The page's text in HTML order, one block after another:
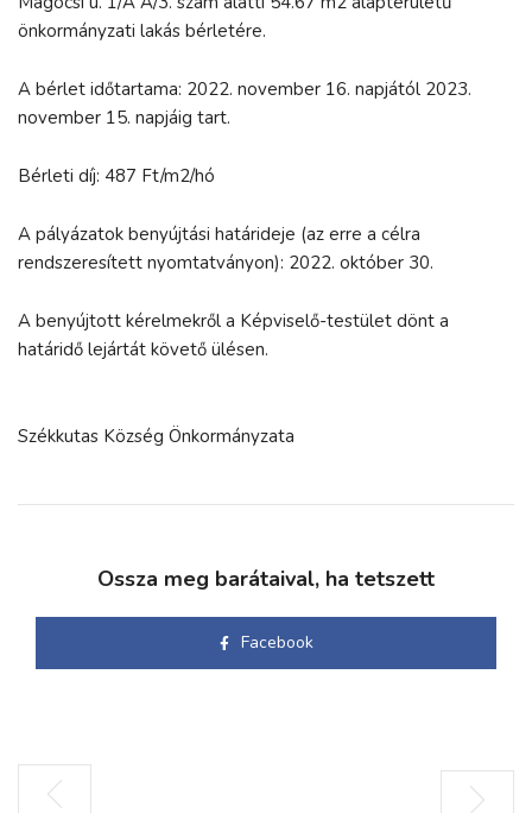
önkormányzati lakás bérletére.
A bérlet időtartama: 2022. november 16. napjától 2023.
november 15. napjáig tart.
Bérleti díj: 487 Ft/m2/hó
A pályázatok benyújtási határideje (az erre a célra
rendszeresített nyomtatványon): 2022. október 30.
A benyújtott kérelmekről a Képviselő-testület dönt a
határidő lejártát követő ülésen.
Székkutas Község Önkormányzata
Ossza meg barátaival, ha tetszett
Facebook